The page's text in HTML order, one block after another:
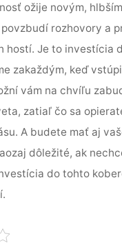
ožije novým,
rozhovory a
hostí. Je to investícia
zakaždým, keď
vám na chvíľu
zatiaľ čo sa
A budete mať aj
dôležité, ak
do tohto